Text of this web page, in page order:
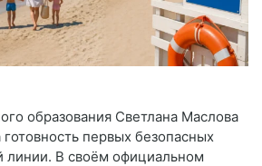
образования Светлана Маслова
первых безопасных
линии. В своём официальном